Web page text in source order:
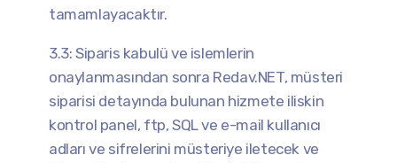
tamamlayacaktır.
3.3: Siparis kabulü ve islemlerin
onaylanmasından sonra Redav.NET, müsteri
siparisi detayında bulunan hizmete iliskin
kontrol panel, ftp, SQL ve e-mail kullanıcı
adları ve sifrelerini müsteriye iletecek ve